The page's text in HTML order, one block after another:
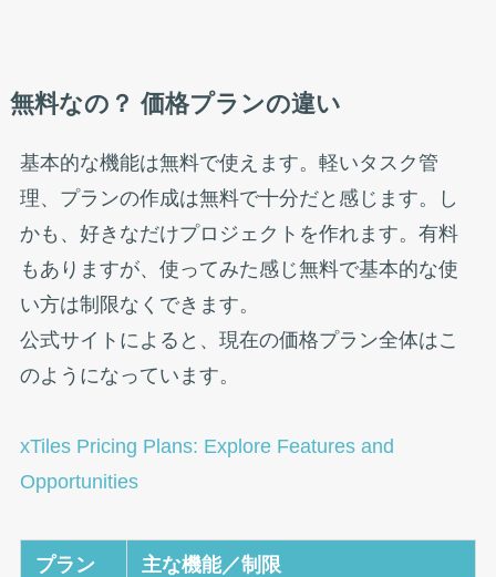
無料なの？ 価格プランの違い
基本的な機能は無料で使えます。軽いタスク管
理、プランの作成は無料で十分だと感じます。し
かも、好きなだけプロジェクトを作れます。有料
もありますが、使ってみた感じ無料で基本的な使
い方は制限なくできます。
公式サイトによると、現在の価格プラン全体はこ
のようになっています。
xTiles Pricing Plans: Explore Features and
Opportunities
プラン 主な機能／制限